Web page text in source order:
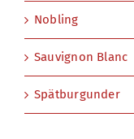
Nobling
Sauvignon Blanc
Spätburgunder